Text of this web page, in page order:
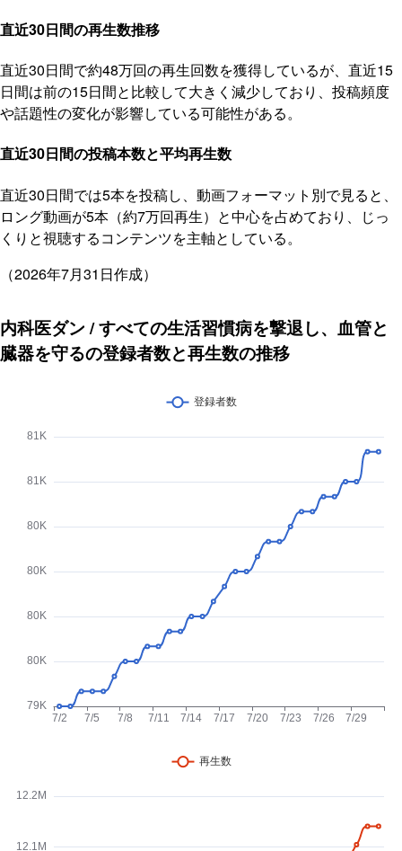
直近30日間の再生数推移
直近30日間で約48万回の再生回数を獲得しているが、直近15
日間は前の15日間と比較して大きく減少しており、投稿頻度
や話題性の変化が影響している可能性がある。
直近30日間の投稿本数と平均再生数
直近30日間では5本を投稿し、動画フォーマット別で見ると、
ロング動画が5本（約7万回再生）と中心を占めており、じっ
くりと視聴するコンテンツを主軸としている。
（2026年7月31日作成）
内科医ダン / すべての生活習慣病を撃退し、血管と
臓器を守るの登録者数と再生数の推移